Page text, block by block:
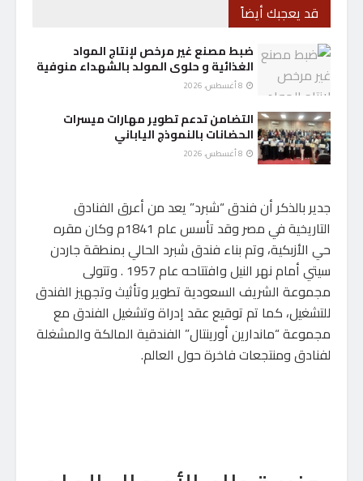
قد يعجبك أيضاً
ضبط مصنع غير مرخص لإنتاج المواد
الغذائية و حلوى المولد بالشهداء منوفية
التضامن تدعم تطوير مهارات ميسرات
الحضانات بالنموذج الياباني
جدير بالذكر أن فندق “شبرد” يعد من أعرق الفنادق
التاريخية في مصر وقد تأسس عام 1841م وكان مقره
حي الأزبكية، وتم بناء فندق شبرد الحالي بمنطقة جاردن
سيتي أمام نهر النيل وافتتاحه عام 1957 . وتتولى
مجموعة الشريف السعودية تطوير وتأثيث وتجهيز الفندق
للتشغيل، كما تم توقيع عقد إدراة وتشغيل الفندق مع
مجموعة “ماندارين أورينتال” الفندقية المالكة والمشغلة
لفنادق ومنتجعات فاخرة حول العالم.